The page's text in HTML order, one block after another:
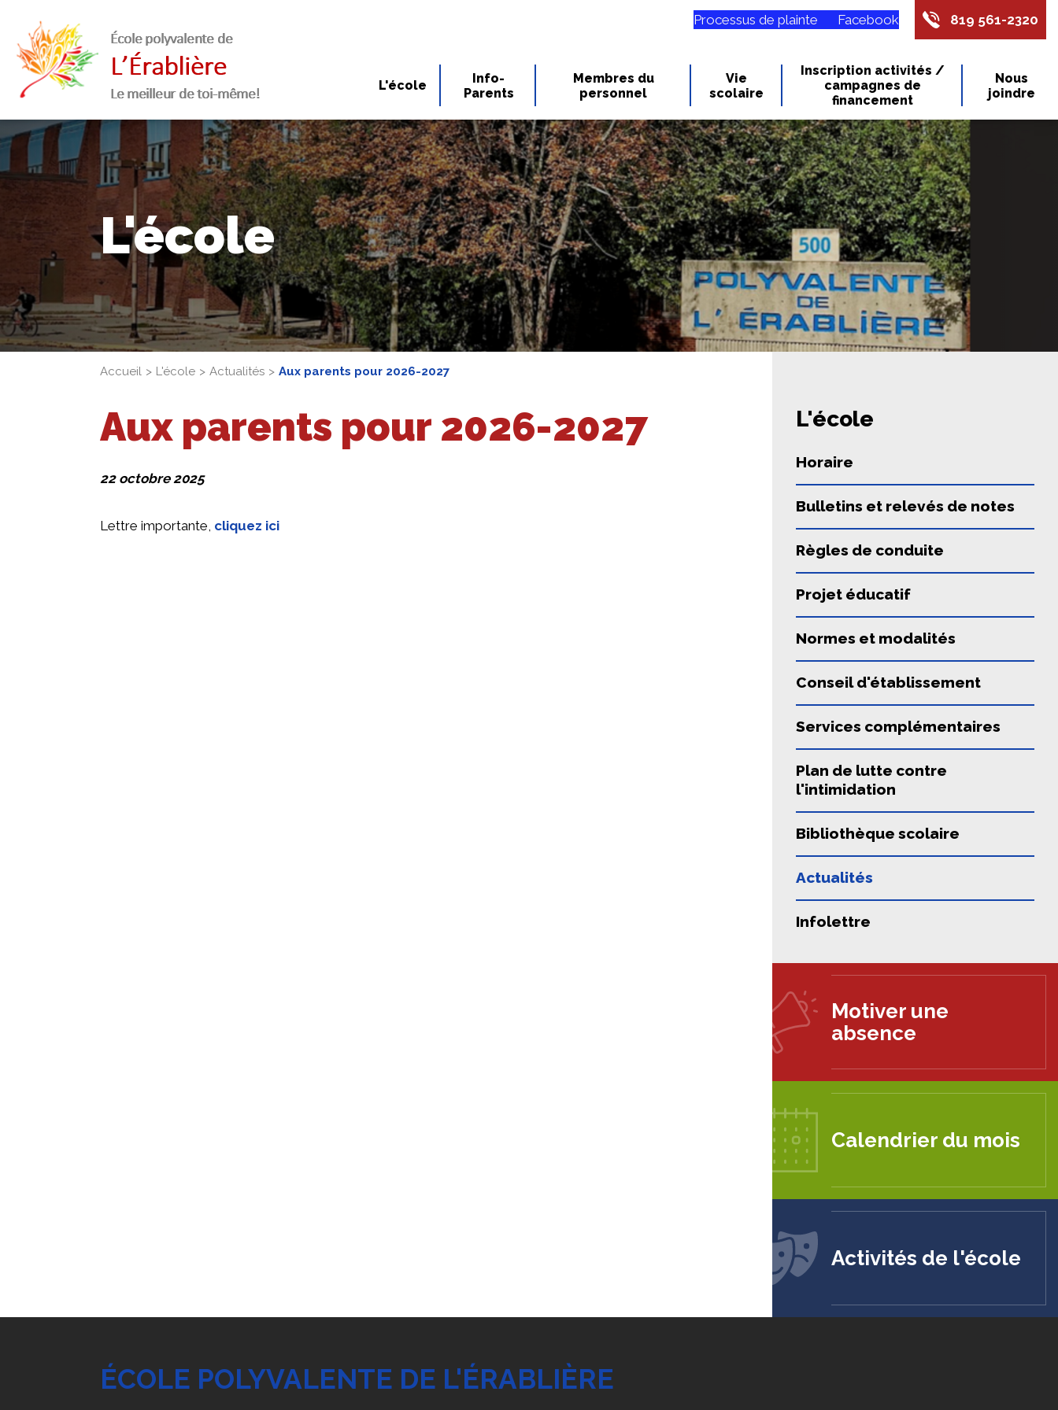
Processus de plainte Facebook 819 561-2320
L'école
Info-
Parents
Membres du
personnel
Vie
scolaire
Inscription activités /
campagnes de
financement
Nous
joindre
L'école
Accueil L'école Actualités Aux parents pour 2026-2027
Aux parents pour 2026-2027
22 octobre 2025
Lettre importante, cliquez ici
L'école
Horaire
Bulletins et relevés de notes
Règles de conduite
Projet éducatif
Normes et modalités
Conseil d'établissement
Services complémentaires
Plan de lutte contre
l'intimidation
Bibliothèque scolaire
Actualités
Infolettre
Motiver une
absence
Calendrier du mois
Activités de l'école
ÉCOLE POLYVALENTE DE L'ÉRABLIÈRE